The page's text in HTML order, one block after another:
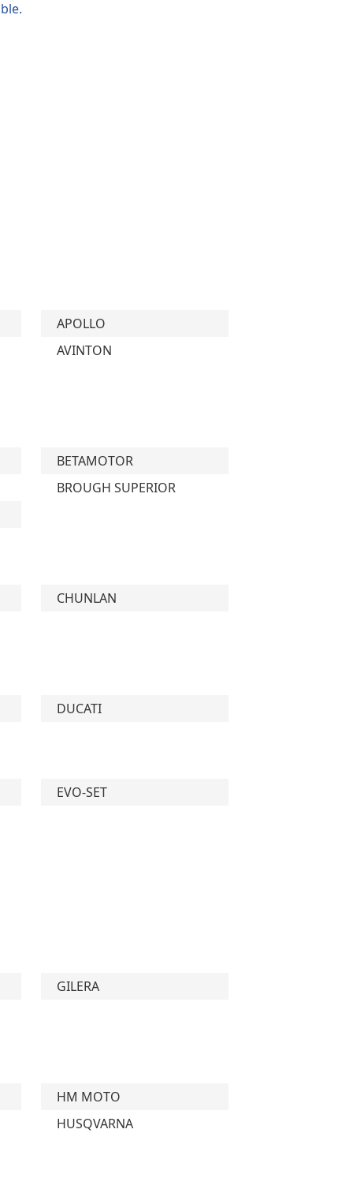
APOLLO
AVINTON
BETAMOTOR
BROUGH SUPERIOR
CHUNLAN
DUCATI
EVO-SET
GILERA
HM MOTO
HUSQVARNA